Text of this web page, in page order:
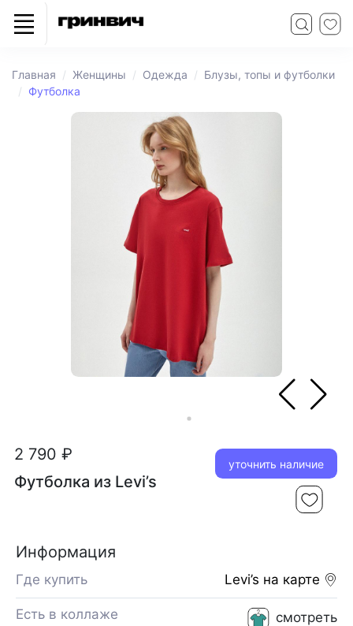
Главная Женщины Одежда
Блузы, топы и футболки
Футболка
2 790 ₽
Футболка из Levi’s
уточнить наличие
Информация
Levi’s на карте
Где купить
смотреть
Есть в коллаже